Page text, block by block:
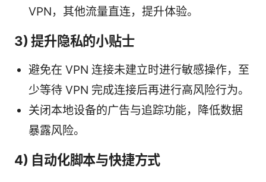
VPN，其他流量直连，提升体验。
3) 提升隐私的小贴士
避免在 VPN 连接未建立时进行敏感操作，至
少等待 VPN 完成连接后再进行高风险行为。
关闭本地设备的广告与追踪功能，降低数据
暴露风险。
4) 自动化脚本与快捷方式